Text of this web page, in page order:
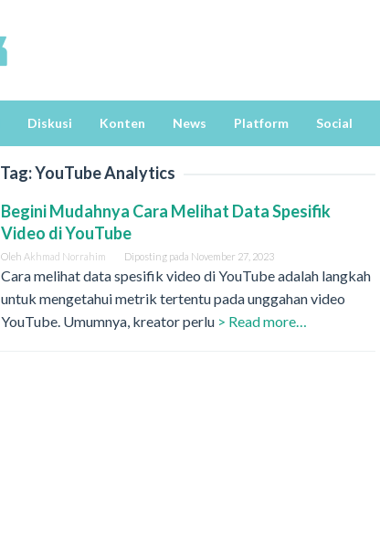
Diskusi Konten News Platform Social
Tag:YouTube Analytics
Begini Mudahnya Cara Melihat Data Spesifik
Video di YouTube
Oleh Akhmad Norrahim Diposting pada November 27, 2023
Cara melihat data spesifik video di YouTube adalah langkah
untuk mengetahui metrik tertentu pada unggahan video
YouTube. Umumnya, kreator perlu > Read more…